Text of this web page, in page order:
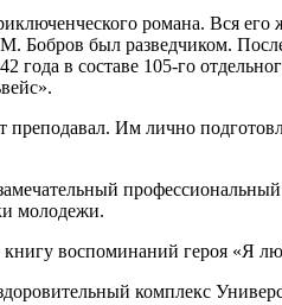
романа. Вся
был разведчиком.
в составе 105-го
Им лично
молодежи.
книгу воспоминаний героя «Я
комплекс